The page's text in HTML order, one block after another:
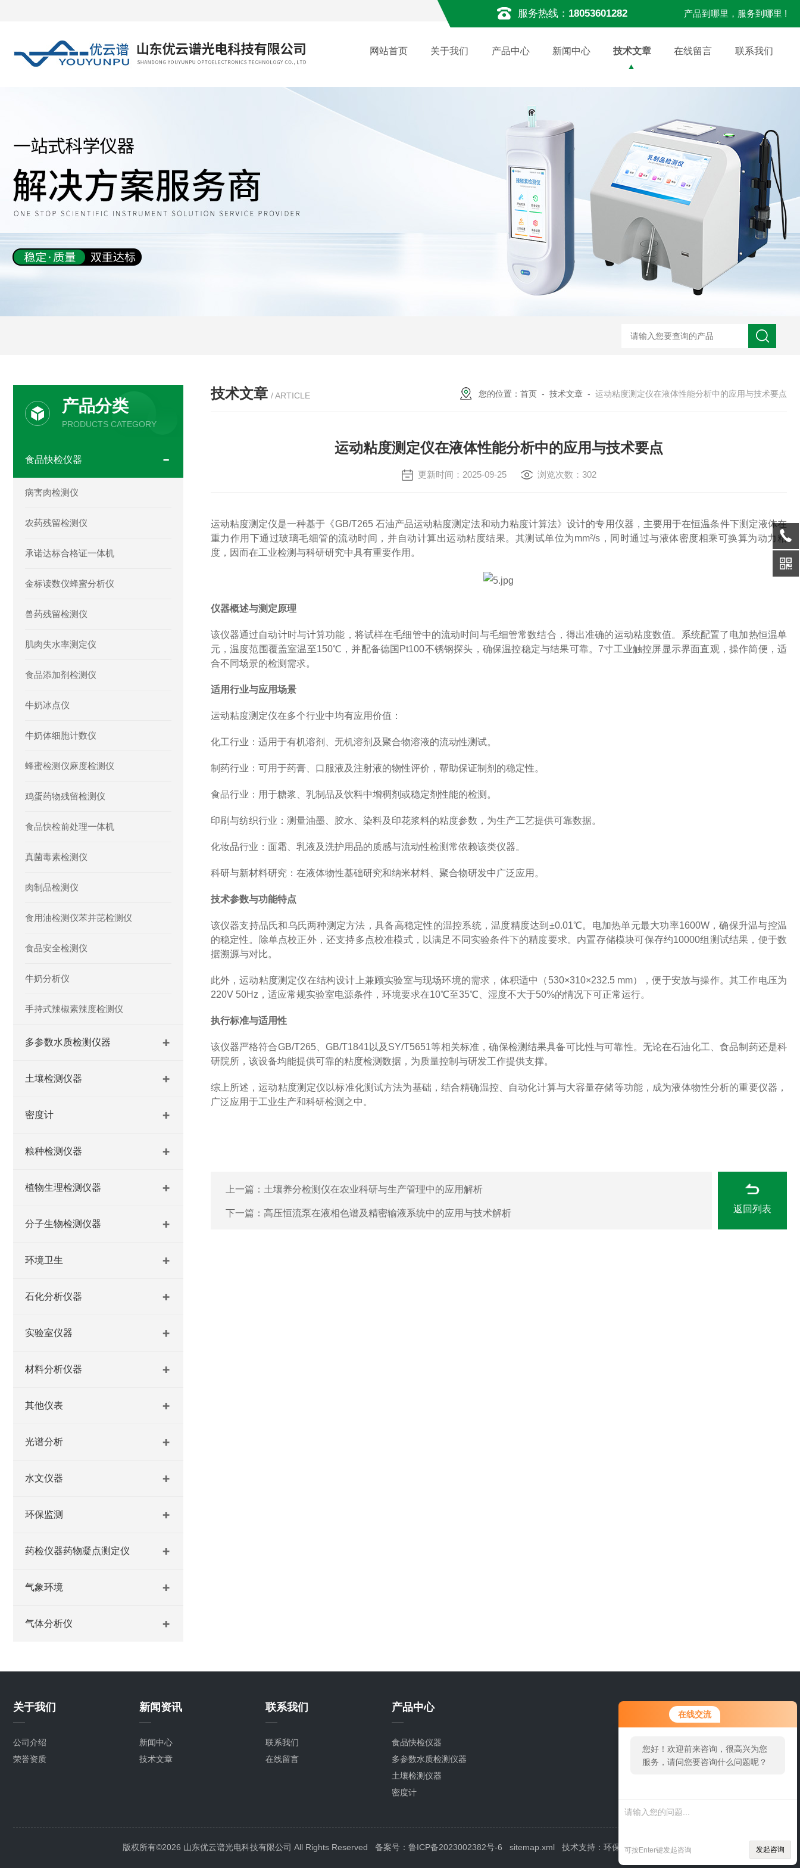
在线交流
您好！欢迎前来咨询，很高兴为您
服务，请问您要咨询什么问题呢？
可按Enter键发起咨询 发起咨询
服务热线： 18053601282 产品到哪里，服务到哪里 !
网站首页 关于我们 产品中心 新闻中心 技术文章 在线留言 联系我们
技术文章 / ARTICLE 您的位置： 首页 - 技术文章 - 运动粘度测定仪在液体性能分析中的应用与技术要点
运动粘度测定仪在液体性能分析中的应用与技术要点
更新时间：2025-09-25 浏览次数：302
运动粘度测定仪是一种基于《GB/T265 石油产品运动粘度测定法和动力粘度计算法》设计的专用仪器，主要用于在恒温条件下测定液体在
重力作用下通过玻璃毛细管的流动时间，并自动计算出运动粘度结果。其测试单位为mm²/s，同时通过与液体密度相乘可换算为动力粘
度，因而在工业检测与科研研究中具有重要作用。
仪器概述与测定原理
该仪器通过自动计时与计算功能，将试样在毛细管中的流动时间与毛细管常数结合，得出准确的运动粘度数值。系统配置了电加热恒温单
元，温度范围覆盖室温至150℃，并配备德国Pt100不锈钢探头，确保温控稳定与结果可靠。7寸工业触控屏显示界面直观，操作简便，适
合不同场景的检测需求。
适用行业与应用场景
运动粘度测定仪在多个行业中均有应用价值：
化工行业：适用于有机溶剂、无机溶剂及聚合物溶液的流动性测试。
制药行业：可用于药膏、口服液及注射液的物性评价，帮助保证制剂的稳定性。
食品行业：用于糖浆、乳制品及饮料中增稠剂或稳定剂性能的检测。
印刷与纺织行业：测量油墨、胶水、染料及印花浆料的粘度参数，为生产工艺提供可靠数据。
化妆品行业：面霜、乳液及洗护用品的质感与流动性检测常依赖该类仪器。
科研与新材料研究：在液体物性基础研究和纳米材料、聚合物研发中广泛应用。
技术参数与功能特点
该仪器支持品氏和乌氏两种测定方法，具备高稳定性的温控系统，温度精度达到±0.01℃。电加热单元最大功率1600W，确保升温与控温
的稳定性。除单点校正外，还支持多点校准模式，以满足不同实验条件下的精度要求。内置存储模块可保存约10000组测试结果，便于数
据溯源与对比。
此外，运动粘度测定仪在结构设计上兼顾实验室与现场环境的需求，体积适中（530×310×232.5 mm），便于安放与操作。其工作电压为
220V 50Hz，适应常规实验室电源条件，环境要求在10℃至35℃、湿度不大于50%的情况下可正常运行。
执行标准与适用性
该仪器严格符合GB/T265、GB/T1841以及SY/T5651等相关标准，确保检测结果具备可比性与可靠性。无论在石油化工、食品制药还是科
研院所，该设备均能提供可靠的粘度检测数据，为质量控制与研发工作提供支撑。
综上所述，运动粘度测定仪以标准化测试方法为基础，结合精确温控、自动化计算与大容量存储等功能，成为液体物性分析的重要仪器，
广泛应用于工业生产和科研检测之中。
上一篇： 土壤养分检测仪在农业科研与生产管理中的应用解析
下一篇： 高压恒流泵在液相色谱及精密输液系统中的应用与技术解析 返回列表
产品分类
PRODUCTS CATEGORY
食品快检仪器
病害肉检测仪
农药残留检测仪
承诺达标合格证一体机
金标读数仪蜂蜜分析仪
兽药残留检测仪
肌肉失水率测定仪
食品添加剂检测仪
牛奶冰点仪
牛奶体细胞计数仪
蜂蜜检测仪麻度检测仪
鸡蛋药物残留检测仪
食品快检前处理一体机
真菌毒素检测仪
肉制品检测仪
食用油检测仪苯并芘检测仪
食品安全检测仪
牛奶分析仪
手持式辣椒素辣度检测仪
多参数水质检测仪器
土壤检测仪器
密度计
粮种检测仪器
植物生理检测仪器
分子生物检测仪器
环境卫生
石化分析仪器
实验室仪器
材料分析仪器
其他仪表
光谱分析
水文仪器
环保监测
药检仪器药物凝点测定仪
气象环境
气体分析仪
关于我们
公司介绍
荣誉资质
新闻资讯
新闻中心
技术文章
联系我们
联系我们
在线留言
产品中心
食品快检仪器
多参数水质检测仪器
土壤检测仪器
密度计
植物生理检测仪器
分子生物检测仪器
版权所有©2026 山东优云谱光电科技有限公司 All Rights Reserved 备案号：鲁ICP备2023002382号-6 sitemap.xml 技术支持： 环保在线 管理登陆